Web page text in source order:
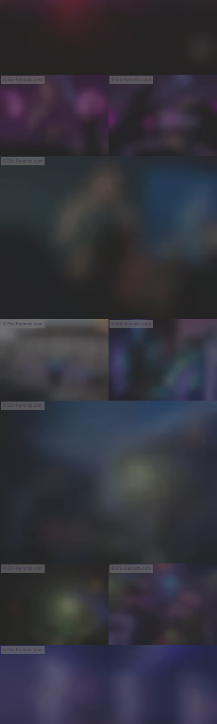
Eric-Kemnitz.com Eric-Kemnitz.com
Eric-Kemnitz.com
Eric-Kemnitz.com Eric-Kemnitz.com
Eric-Kemnitz.com
Eric-Kemnitz.com Eric-Kemnitz.com
Eric-Kemnitz.com